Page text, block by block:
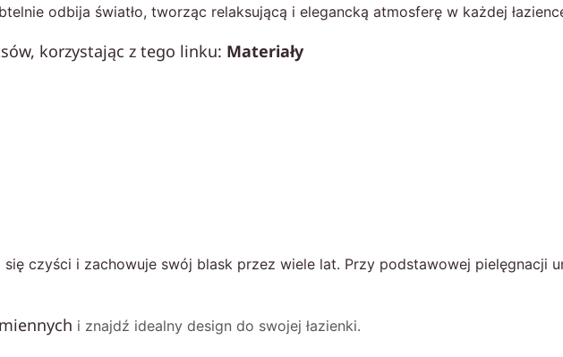
odbija światło, tworząc relaksującą i elegancką atmosferę w każdej
korzystając z tego linku: Materiały
czyści i zachowuje swój blask przez wiele lat. Przy podstawowej pielęgnacji
i znajdź idealny design do swojej łazienki.